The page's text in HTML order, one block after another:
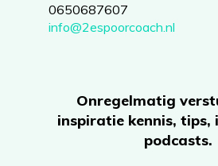
0650687607
info@2espoorcoach.nl
Onregelmatig
inspiratie kennis, tips,
podcasts.